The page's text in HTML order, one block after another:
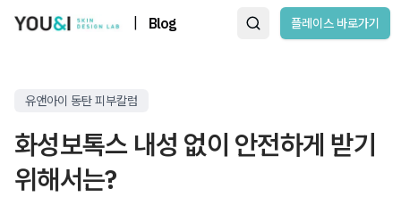
Blog 플레이스 바로가기
유앤아이 동탄 피부칼럼
화성보톡스 내성 없이 안전하게 받기
위해서는?